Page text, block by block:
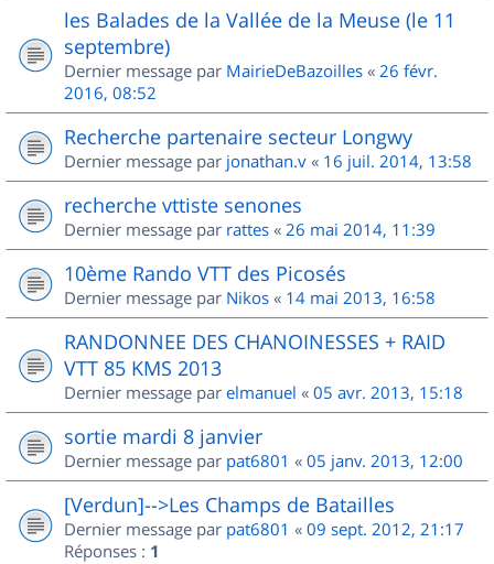
les Balades de la Vallée de la Meuse (le 11
septembre)
Dernier message par MairieDeBazoilles « 26 févr.
2016, 08:52
Recherche partenaire secteur Longwy
Dernier message par jonathan.v « 16 juil. 2014, 13:58
recherche vttiste senones
Dernier message par rattes « 26 mai 2014, 11:39
10ème Rando VTT des Picosés
Dernier message par Nikos « 14 mai 2013, 16:58
RANDONNEE DES CHANOINESSES + RAID
VTT 85 KMS 2013
Dernier message par elmanuel « 05 avr. 2013, 15:18
sortie mardi 8 janvier
Dernier message par pat6801 « 05 janv. 2013, 12:00
[Verdun]-->Les Champs de Batailles
Dernier message par pat6801 « 09 sept. 2012, 21:17
Réponses : 1